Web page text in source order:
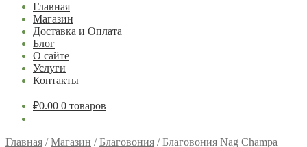
Главная
Магазин
Доставка и Оплата
Блог
О сайте
Услуги
Контакты
₽0.00 0 товаров
Главная /Магазин /Благовония /Благовония Nag Champa